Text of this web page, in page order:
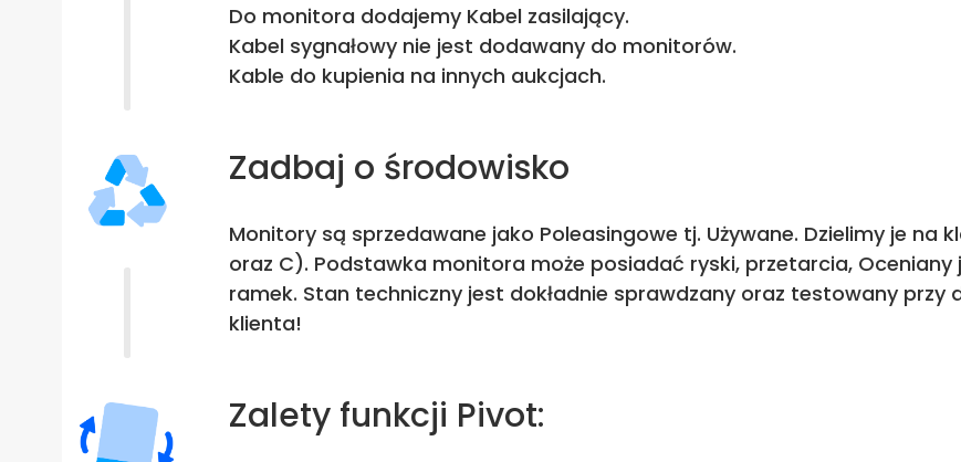
Do monitora dodajemy Kabel zasilający.
Kabel sygnałowy nie jest dodawany do monitorów.
Kable do kupienia na innych aukcjach.
Zadbaj o środowisko
Monitory są sprzedawane jako Poleasingowe tj. Używane. Dzielimy je na
oraz C). Podstawka monitora może posiadać ryski, przetarcia,
ramek. Stan techniczny jest dokładnie sprawdzany oraz testowany przy
klienta!
Zalety funkcji Pivot: